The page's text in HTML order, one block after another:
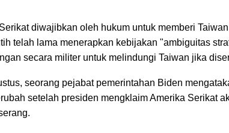
diwajibkan oleh hukum untuk memberi
telah lama menerapkan kebijakan "ambiguitas
secara militer untuk melindungi Taiwan jika
seorang pejabat pemerintahan Biden
setelah presiden mengklaim Amerika Serikat